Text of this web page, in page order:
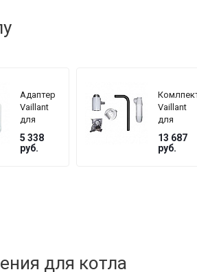
Адаптер
Vaillant
для
перехода
с Ø 60 на
Ø 80
5 338
руб.
Vaillant
для
отвода
для
13 687
руб.
для котла